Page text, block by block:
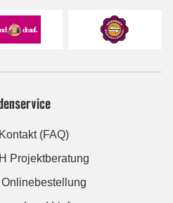
(FAQ)
Projektberatung